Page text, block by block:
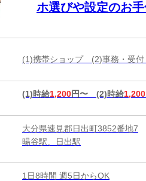
ホ選びや設定のお
WEB面談◎
(1)携帯ショップ (2)事務・受
(1)時給1,200円〜 (2)時給1,200
大分県速見郡日出町3852番地7
暘谷駅、日出駅
1日8時間 週5日からOK